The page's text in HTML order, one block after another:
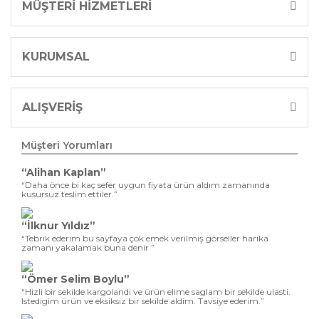
olanArçelik Ankastre Ürünler de kategoriler altında yerini alıyor.
Rahat bir çalışma alanı sunan ankastre ürünlerde özel tasarımlara ve
işlevsel birçok özelliğe rastlamak mümkün.
Arçelik Küçük Ev Aletleri
Kampanya Seçenekleri
Düşük enerji sınıflarına sahip
performansları sayesinde yaşamınızı kolaylaştırmaya geliyor. Yıldızlı
Ürünler farkıyla sunulan tüm ürünler, markanın en revaçta olan
modelleriyle bezenmiş durumda. Kişisel bakım ürünleri, elektrikli
süpürgeler, ütüler ve mutfak gereçleri uygun fiyatlarla listeleniyor.
Arçelik Isıtma ve Soğutma
Çözümleri
alanlara imza atan
sitemiz aracılığıyla sahip olabilirsiniz. Sitemizde bulunan tüm ürünler ev
ekonominizi gözeten modellere ve enerji sınıflarına sahip. Termosifonlar,
quartz sobalar, radyatörler, kombiler ve klimalar bu başlıkta yer alıyor.
MÜŞTERİ HİZMETLERİ
KURUMSAL
ALIŞVERİŞ
Müşteri Yorumları
“Alihan Kaplan”
“Daha önce bi kaç sefer uygun fiyata ürün aldım zamanında
kusursuz teslim ettiler.”
“İlknur Yıldız”
“Tebrik ederim bu sayfaya çok emek verilmiş görseller harika
zamanı yakalamak buna denir ”
“Ömer Selim Boylu”
“Hizli bir sekilde kargolandi ve ürün elime saglam bir sekilde ulasti.
Istedigim ürün ve eksiksiz bir sekilde aldim. Tavsiye ederim.”